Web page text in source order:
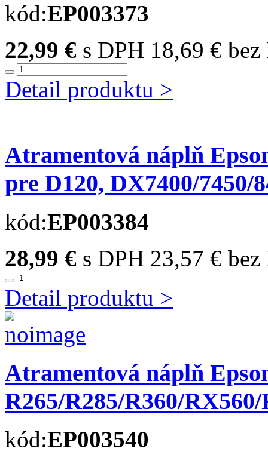
kód:EP003373
22,99 € s DPH 18,69 €
Detail produktu >
Atramentová náplň
pre D120, DX7400/7450/
kód:EP003384
28,99 € s DPH 23,57 € bez
Detail produktu >
Atramentová náplň
R265/R285/R360/
kód:EP003540